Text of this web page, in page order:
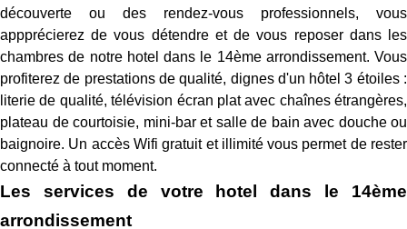
découverte ou des rendez-vous professionnels, vous
appprécierez de vous détendre et de vous reposer dans les
chambres de notre hotel dans le 14ème arrondissement. Vous
profiterez de prestations de qualité, dignes d'un hôtel 3 étoiles :
literie de qualité, télévision écran plat avec chaînes étrangères,
plateau de courtoisie, mini-bar et salle de bain avec douche ou
baignoire. Un accès Wifi gratuit et illimité vous permet de rester
connecté à tout moment.
Les services de votre hotel dans le 14ème
arrondissement